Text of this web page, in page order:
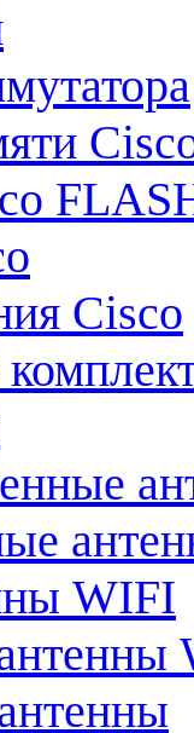
Cisco
WIFI